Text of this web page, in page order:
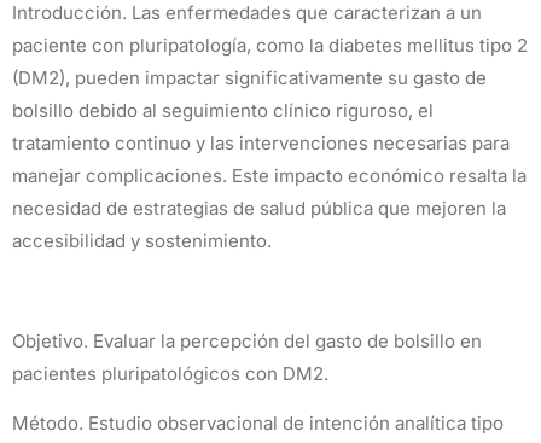
Introducción. Las enfermedades que caracterizan a un
paciente con pluripatología, como la diabetes mellitus tipo 2
(DM2), pueden impactar significativamente su gasto de
bolsillo debido al seguimiento clínico riguroso, el
tratamiento continuo y las intervenciones necesarias para
manejar complicaciones. Este impacto económico resalta la
necesidad de estrategias de salud pública que mejoren la
accesibilidad y sostenimiento.
Objetivo. Evaluar la percepción del gasto de bolsillo en
pacientes pluripatológicos con DM2.
Método. Estudio observacional de intención analítica tipo